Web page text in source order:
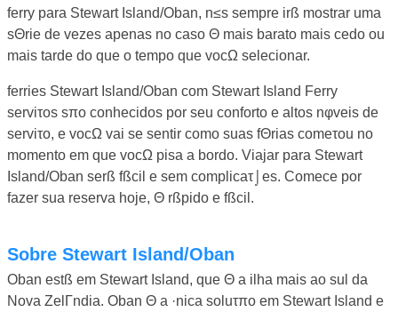
ferry para Stewart Island/Oban, n≤s sempre irß mostrar uma
sΘrie de vezes apenas no caso Θ mais barato mais cedo ou
mais tarde do que o tempo que vocΩ selecionar.
ferries Stewart Island/Oban com Stewart Island Ferry
serviτos sπo conhecidos por seu conforto e altos nφveis de
serviτo, e vocΩ vai se sentir como suas fΘrias comeτou no
momento em que vocΩ pisa a bordo. Viajar para Stewart
Island/Oban serß fßcil e sem complicaτ⌡es. Comece por
fazer sua reserva hoje, Θ rßpido e fßcil.
Sobre Stewart Island/Oban
Oban estß em Stewart Island, que Θ a ilha mais ao sul da
Nova ZelΓndia. Oban Θ a ·nica soluτπo em Stewart Island e